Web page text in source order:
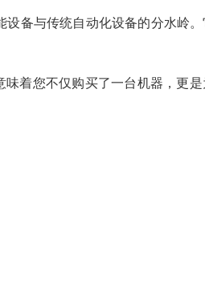
设备与传统自动化设备的分水岭
味着您不仅购买了一台机器，更